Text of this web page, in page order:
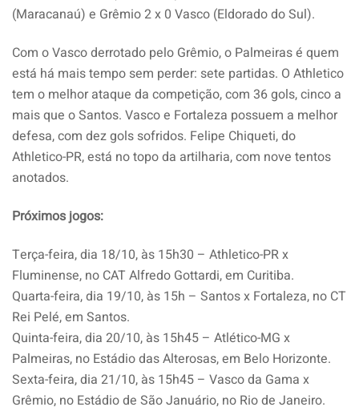
(Maracanaú) e Grêmio 2 x 0 Vasco (Eldorado do Sul).
Com o Vasco derrotado pelo Grêmio, o Palmeiras é quem
está há mais tempo sem perder: sete partidas. O Athletico
tem o melhor ataque da competição, com 36 gols, cinco a
mais que o Santos. Vasco e Fortaleza possuem a melhor
defesa, com dez gols sofridos. Felipe Chiqueti, do
Athletico-PR, está no topo da artilharia, com nove tentos
anotados.
Próximos jogos:
Terça-feira, dia 18/10, às 15h30 – Athletico-PR x
Fluminense, no CAT Alfredo Gottardi, em Curitiba.
Quarta-feira, dia 19/10, às 15h – Santos x Fortaleza, no CT
Rei Pelé, em Santos.
Quinta-feira, dia 20/10, às 15h45 – Atlético-MG x
Palmeiras, no Estádio das Alterosas, em Belo Horizonte.
Sexta-feira, dia 21/10, às 15h45 – Vasco da Gama x
Grêmio, no Estádio de São Januário, no Rio de Janeiro.